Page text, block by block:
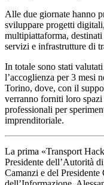
Alle due giornate hanno
sviluppare progetti
multipiattaforma,
servizi e infrastrutture di
In totale sono stati
l’accoglienza per 3 mesi
Torino, dove, con il
verranno forniti loro
professionali per
imprenditoriale.
La prima «Transport
Presidente dell’Autorità
Camanzi e del